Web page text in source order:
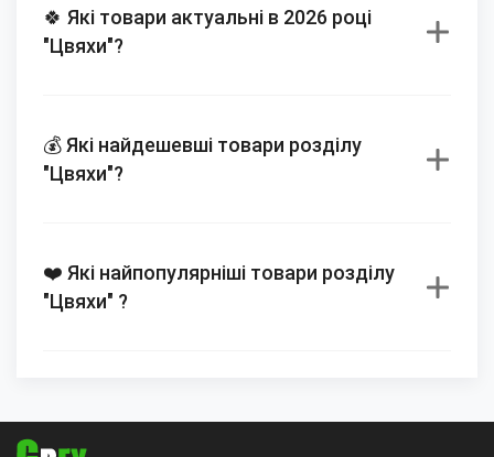
🍀 Які товари актуальні в 2026 році
"Цвяхи"?
💰 Які найдешевші товари розділу
"Цвяхи"?
❤️ Які найпопулярніші товари розділу
"Цвяхи" ?